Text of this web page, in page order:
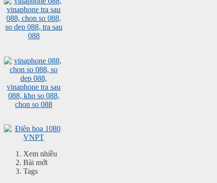
Xem nhiều
Bài mới
Tags